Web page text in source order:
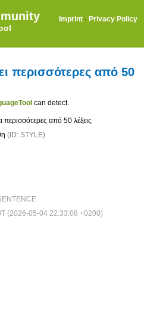
Imprint · Privacy Policy
περισσότερες από 50
can detect.
περισσότερες από 50 λέξεις
(ID: STYLE)
(2026-05-04 22:33:08 +0200)